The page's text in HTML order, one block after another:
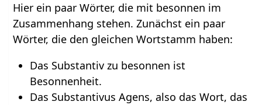
Hier ein paar Wörter, die mit besonnen im
Zusammenhang stehen. Zunächst ein paar
Wörter, die den gleichen Wortstamm haben:
Das Substantiv zu besonnen ist
Besonnenheit.
Das Substantivus Agens, also das Wort, das